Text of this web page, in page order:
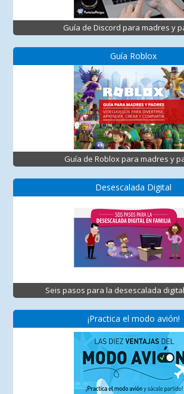
Guía de Discord para madres y
Guía Roblox
Guía de Roblox para madres y
Desescalada Digital
Seis pasos para la desescalada
¡Practica el modo avión!